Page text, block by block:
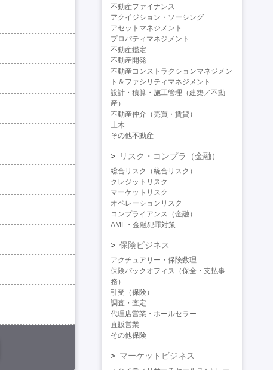
不動産ファイナンス
アクイジション・ソーシング
アセットマネジメント
プロパティマネジメント
不動産鑑定
不動産開発
不動産コンストラクションマネジメン
ト＆ファシリティマネジメント
設計・積算・施工管理（建築／不動
産）
不動産仲介（売買・賃貸）
土木
その他不動産
リスク・コンプラ（金融）
総合リスク（統合リスク）
クレジットリスク
マーケットリスク
オペレーションリスク
コンプライアンス（金融）
AML・金融犯罪対策
保険ビジネス
アクチュアリー・保険数理
保険バックオフィス（保全・支払事
務）
引受（保険）
調査・査定
代理店営業・ホールセラー
直販営業
その他保険
マーケットビジネス